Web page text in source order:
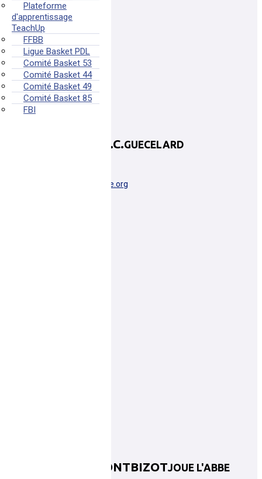
Plateforme
d'apprentissage
TeachUp
FFBB
Ligue Basket PDL
Comité Basket 53
Comité Basket 44
Comité Basket 49
Comité Basket 85
FBI
GUECELARD B.B.C.GUECELARD
pdl0072009@basketsarthe.org
JOUE L'ABBE MONTBIZOTJOUE L'ABBE